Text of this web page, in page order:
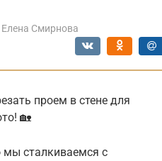
Елена Смирнова
проем в стене для
🏡
мы сталкиваемся с